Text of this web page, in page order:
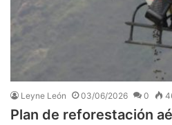
Leyne León 03/06/2026 0
Plan de reforestación